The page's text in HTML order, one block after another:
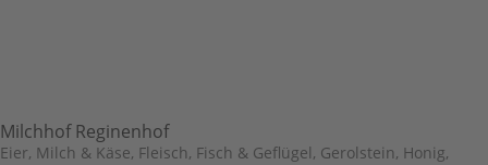
Milchhof Reginenhof
Eier, Milch & Käse, Fleisch, Fisch & Geflügel, Gerolstein, Honig,